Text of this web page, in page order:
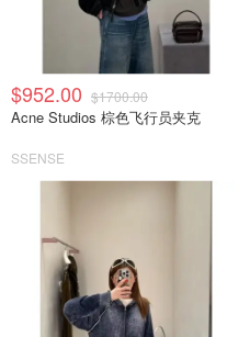
$952.00 $1700.00
Acne Studios 棕色飞行员夹克
SSENSE